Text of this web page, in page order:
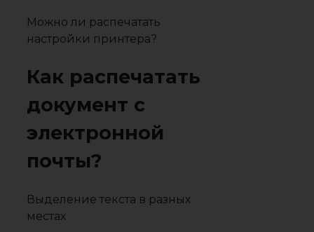
Можно ли распечатать
настройки принтера?
Как распечатать
документ с
электронной
почты?
Выделение текста в разных
местах